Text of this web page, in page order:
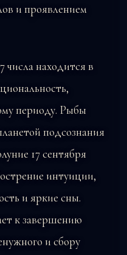
и проявлением
числа находится в
периоду. Рыбы
подсознания
17 сентября
интуиции,
и яркие сны.
к завершению
и сбору